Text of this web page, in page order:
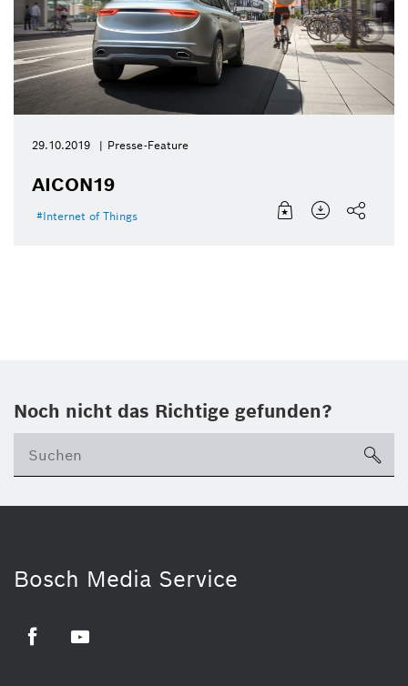
29.10.2019 Presse-Feature
AICON19
Internet of Things
Noch nicht das Richtige gefunden?
Bosch Media Service